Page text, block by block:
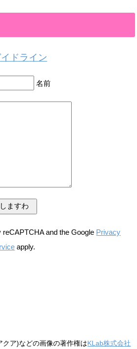
ドライン
名前
and the Google Privacy
apply.
ア)などの画像の著作権はKLab株式会社